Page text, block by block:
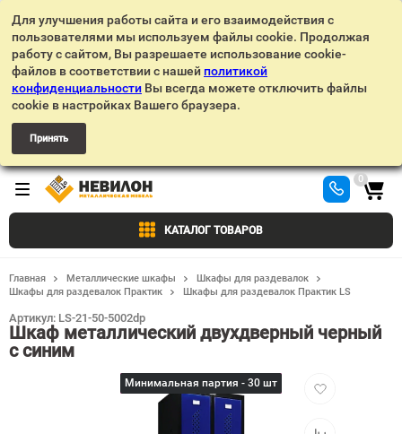
Для улучшения работы сайта и его взаимодействия с
пользователями мы используем файлы cookie. Продолжая
работу с сайтом, Вы разрешаете использование cookie-
файлов в соответствии с нашей политикой
конфиденциальности Вы всегда можете отключить файлы
cookie в настройках Вашего браузера.
Принять
КАТАЛОГ ТОВАРОВ
0
Главная Металлические шкафы
Шкафы для раздевалок
Шкафы для раздевалок Практик
Шкафы для раздевалок Практик LS
Шкаф металлический двухдверный черный
с синим
Артикул: LS-21-50-5002dp
Минимальная партия - 30 шт
Добавить
Добавить